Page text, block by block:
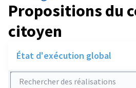
Propositions du
citoyen
État d'exécution global
Rechercher des réalisations